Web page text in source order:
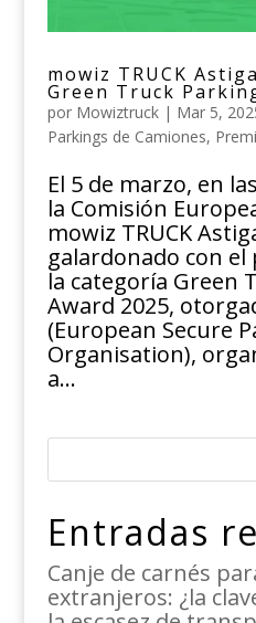
mowiz TRUCK
Green Truck
por Mowiztruck| Mar 5,
Parkings de Camiones,
El 5 de marzo, en
la Comisión
mowiz TRUCK
galardonado con
la categoría Green
Award 2025,
(European Secure
Organisation),
a...
Entradas
Canje de carnés
extranjeros: ¿la